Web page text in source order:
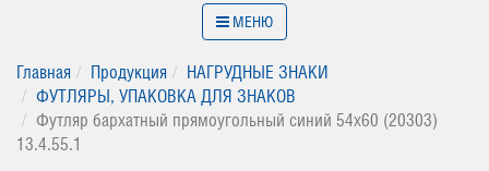
МЕНЮ
Главная Продукция
НАГРУДНЫЕ ЗНАКИ
ФУТЛЯРЫ, УПАКОВКА ДЛЯ ЗНАКОВ
Футляр бархатный прямоугольный синий 54х60 (20303)
13.4.55.1